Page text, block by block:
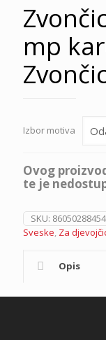
mp
Izbor motiva
Ovog
te je
SKU:
Sveske Za
Opis